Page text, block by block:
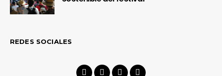
REDES SOCIALES